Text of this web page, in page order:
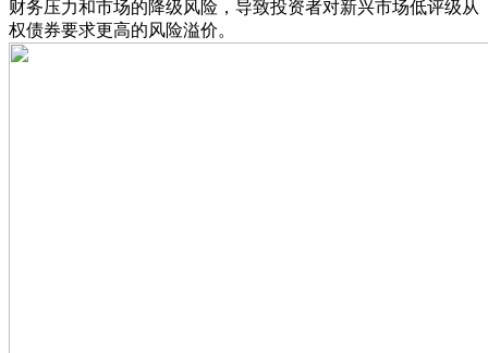
财务压力和市场的降级风险，导致投资者对新兴市场低评级从
权债券要求更高的风险溢价。